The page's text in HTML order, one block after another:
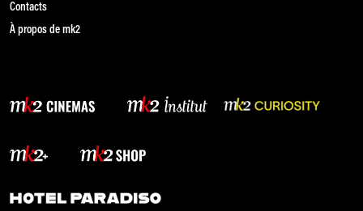
Contacts
À propos de mk2